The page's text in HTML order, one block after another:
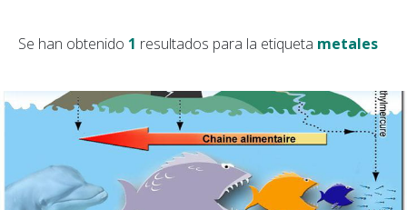
Se han obtenido 1 resultados para la etiqueta metales